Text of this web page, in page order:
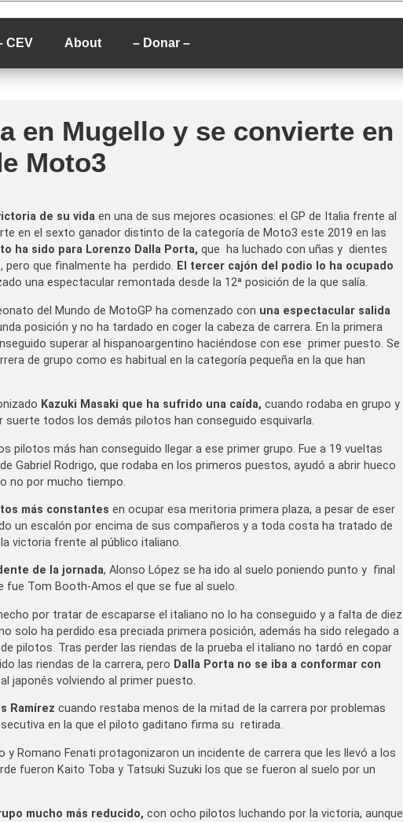
CEV About – Donar –
en Mugello y se convierte en
Moto3
de su vida en una de sus mejores ocasiones: el GP de Italia frente al
en el sexto ganador distinto de la categoría de Moto3 este 2019 en las
ha sido para Lorenzo Dalla Porta, que ha luchado con uñas y dientes
pero que finalmente ha perdido. El tercer cajón del podio lo ha ocupado
una espectacular remontada desde la 12ª posición de la que salía.
del Mundo de MotoGP ha comenzado con una espectacular salida
posición y no ha tardado en coger la cabeza de carrera. En la primera
superar al hispanoargentino haciéndose con ese primer puesto. Se
de grupo como es habitual en la categoría pequeña en la que han
Kazuki Masaki que ha sufrido una caída, cuando rodaba en grupo y
todos los demás pilotos han conseguido esquivarla.
pilotos más han conseguido llegar a ese primer grupo. Fue a 19 vueltas
Gabriel Rodrigo, que rodaba en los primeros puestos, ayudó a abrir hueco
no por mucho tiempo.
más constantes en ocupar esa meritoria primera plaza, a pesar de eser
un escalón por encima de sus compañeros y a toda costa ha tratado de
victoria frente al público italiano.
de la jornada, Alonso López se ha ido al suelo poniendo punto y final
fue Tom Booth-Amos el que se fue al suelo.
por tratar de escaparse el italiano no lo ha conseguido y a falta de diez
solo ha perdido esa preciada primera posición, además ha sido relegado a
pilotos. Tras perder las riendas de la prueba el italiano no tardó en copar
las riendas de la carrera, pero Dalla Porta no se iba a conformar con
japonés volviendo al primer puesto.
Ramírez cuando restaba menos de la mitad de la carrera por problemas
en la que el piloto gaditano firma su retirada.
Romano Fenati protagonizaron un incidente de carrera que les llevó a los
fueron Kaito Toba y Tatsuki Suzuki los que se fueron al suelo por un
mucho más reducido, con ocho pilotos luchando por la victoria, aunque